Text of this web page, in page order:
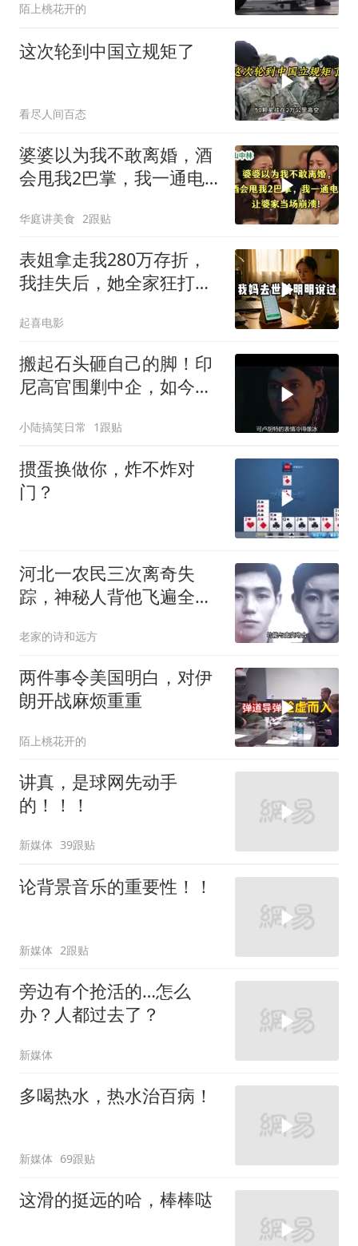
陌上桃花开的
这次轮到中国立规矩了
看尽人间百态
婆婆以为我不敢离婚，酒
会甩我2巴掌，我一通电
华庭讲美食 2跟贴
表姐拿走我280万存折，
我挂失后，她全家狂打
起喜电影
搬起石头砸自己的脚！印
尼高官围剿中企，如今烂
小陆搞笑日常 1跟贴
掼蛋换做你，炸不炸对
门？
河北一农民三次离奇失
踪，神秘人背他飞遍全中
老家的诗和远方
两件事令美国明白，对伊
朗开战麻烦重重
陌上桃花开的
讲真，是球网先动手
的！！！
新媒体 39跟贴
论背景音乐的重要性！！
新媒体 2跟贴
旁边有个抢活的…怎么
办？人都过去了？
新媒体
多喝热水，热水治百病！
新媒体 69跟贴
这滑的挺远的哈，棒棒哒